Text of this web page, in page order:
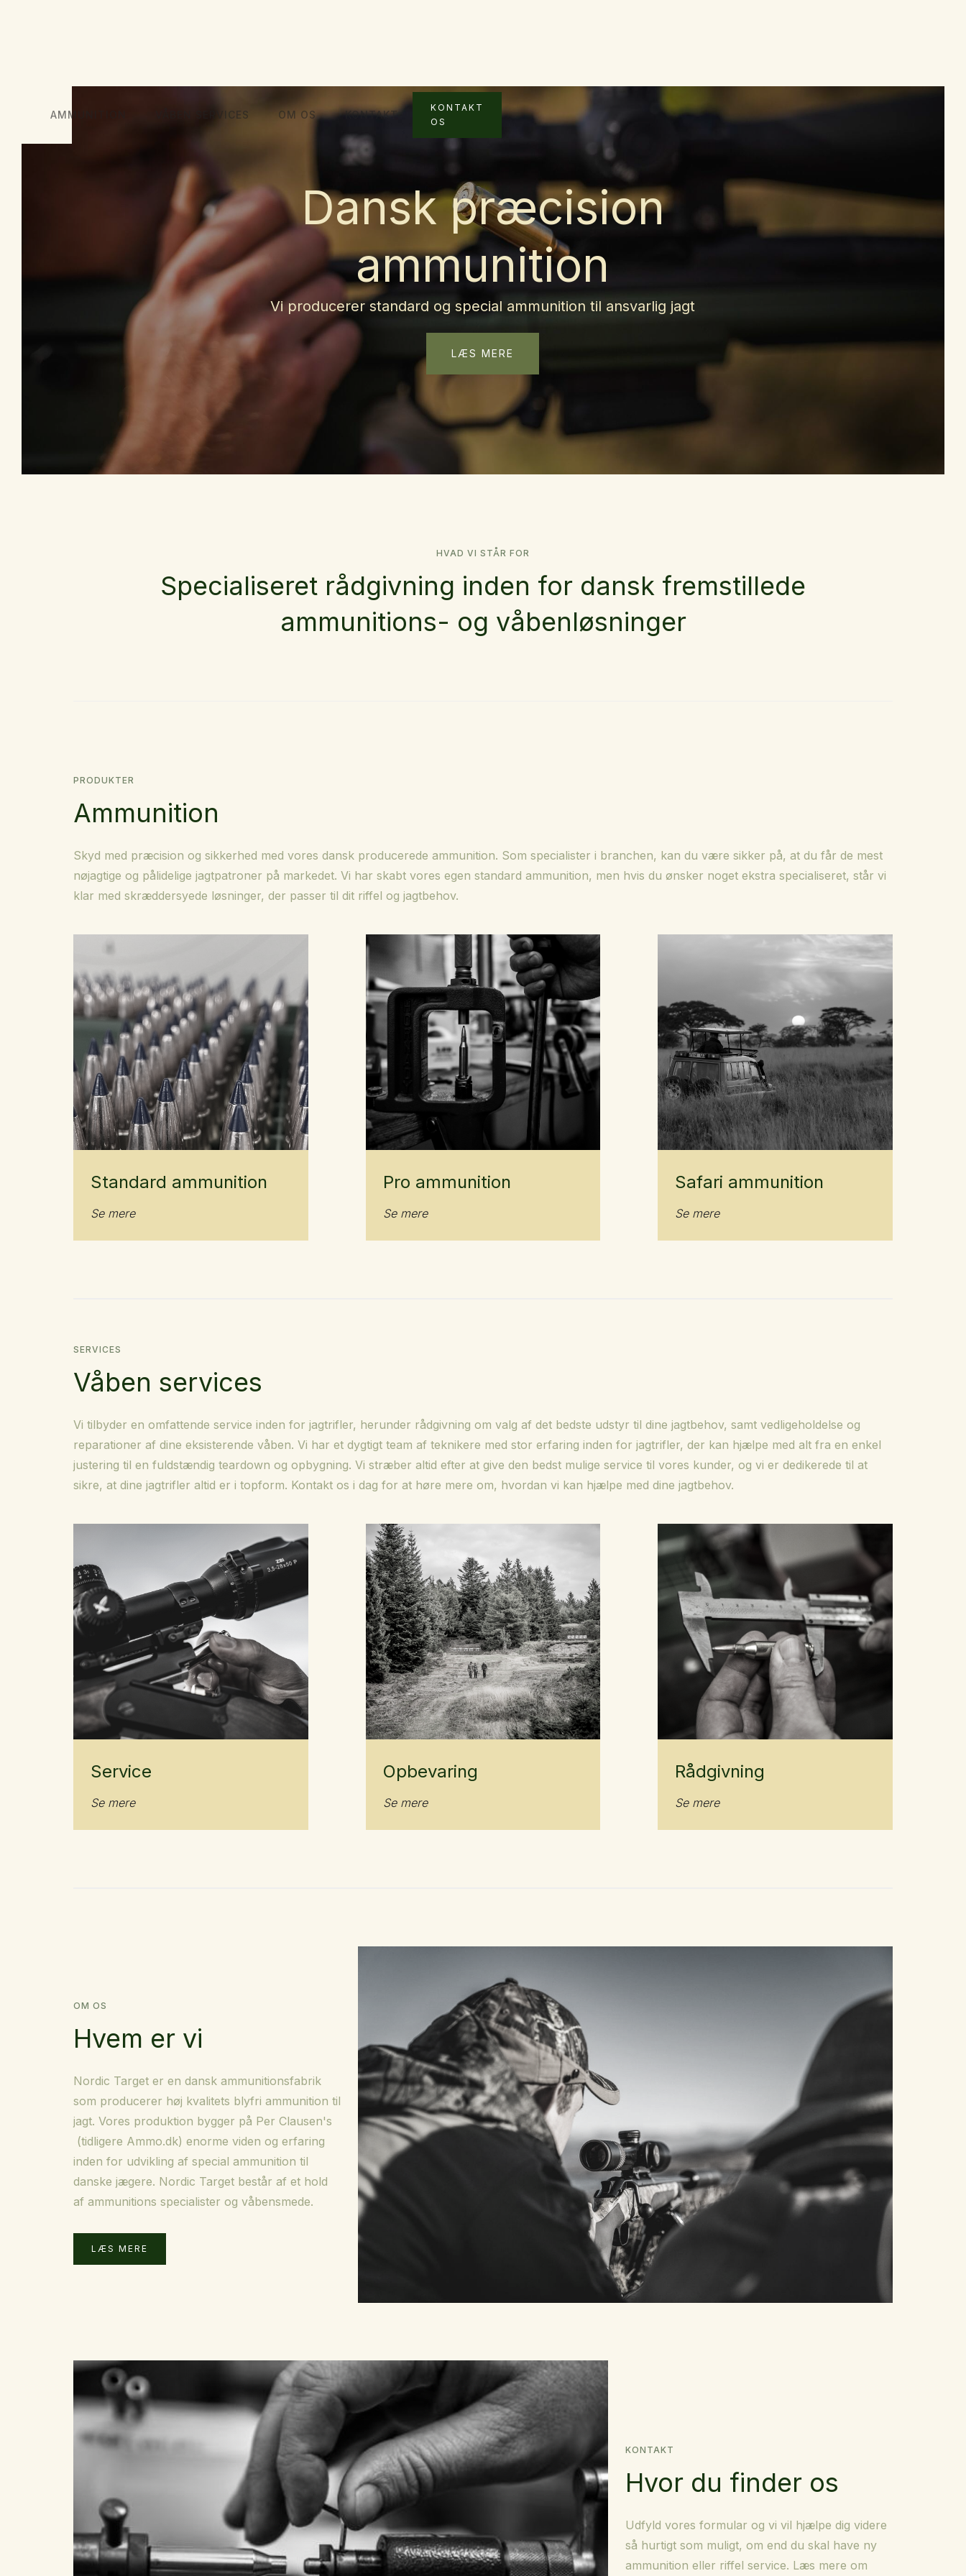
AMMUNITION VÅBEN SERVICES OM OS KONTAKT
KONTAKT
OS
Dansk præcision
ammunition
Vi producerer standard og special ammunition til ansvarlig jagt
LÆS MERE
HVAD VI STÅR FOR
Specialiseret rådgivning inden for dansk fremstillede
ammunitions- og våbenløsninger
PRODUKTER
Ammunition
Skyd med præcision og sikkerhed med vores dansk producerede ammunition. Som specialister i branchen, kan du være sikker på, at du får de mest
nøjagtige og pålidelige jagtpatroner på markedet. Vi har skabt vores egen standard ammunition, men hvis du ønsker noget ekstra specialiseret, står vi
klar med skræddersyede løsninger, der passer til dit riffel og jagtbehov.
Standard ammunition
Se mere
Pro ammunition
Se mere
Safari ammunition
Se mere
SERVICES
Våben services
Vi tilbyder en omfattende service inden for jagtrifler, herunder rådgivning om valg af det bedste udstyr til dine jagtbehov, samt vedligeholdelse og
reparationer af dine eksisterende våben. Vi har et dygtigt team af teknikere med stor erfaring inden for jagtrifler, der kan hjælpe med alt fra en enkel
justering til en fuldstændig teardown og opbygning. Vi stræber altid efter at give den bedst mulige service til vores kunder, og vi er dedikerede til at
sikre, at dine jagtrifler altid er i topform. Kontakt os i dag for at høre mere om, hvordan vi kan hjælpe med dine jagtbehov.
Service
Se mere
Opbevaring
Se mere
Rådgivning
Se mere
OM OS
Hvem er vi
Nordic Target er en dansk ammunitionsfabrik
som producerer høj kvalitets blyfri ammunition til
jagt. Vores produktion bygger på Per Clausen's
(tidligere Ammo.dk) enorme viden og erfaring
inden for udvikling af special ammunition til
danske jægere. Nordic Target består af et hold
af ammunitions specialister og våbensmede.
LÆS MERE
KONTAKT
Hvor du finder os
Udfyld vores formular og vi vil hjælpe dig videre
så hurtigt som muligt, om end du skal have ny
ammunition eller riffel service. Læs mere om